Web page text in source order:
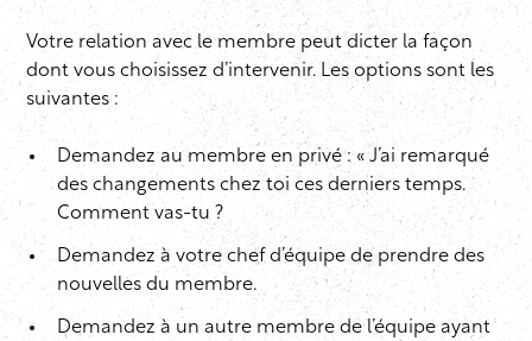
Votre relation avec le membre peut dicter la façon
dont vous choisissez d’intervenir. Les options sont les
suivantes :
Demandez au membre en privé : « J’ai remarqué
des changements chez toi ces derniers temps.
Comment vas-tu ?
Demandez à votre chef d’équipe de prendre des
nouvelles du membre.
Demandez à un autre membre de l’équipe ayant